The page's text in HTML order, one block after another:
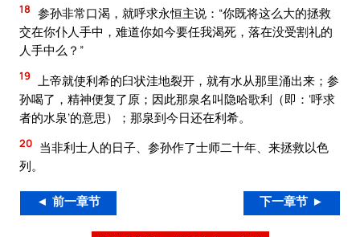
18 参孙非常口渴，就呼求永恒主说：“你既将这么大的拯救
交在你仆人手中，难道你如今要任我渴死，落在没受割礼的
人手中么？”
19
上帝就使利希的臼状洼地裂开，就有水从那里涌出来；参
孙喝了，精神便复了原；因此那泉名叫隐哈歌利（即：‘呼求
者的水泉’的意思）；那泉到今日还在利希。
20 当非利士人的日子、参孙作了士师二十年、来拯救以色
列。
◄ 前一章节 下一章节 ►